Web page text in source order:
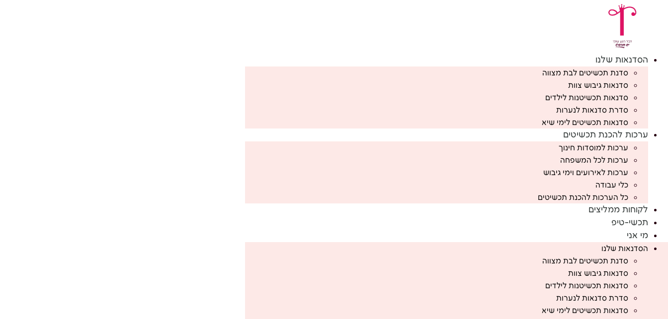
הסדנאות שלנו
סדנת תכשיטים לבת מצווה
סדנאות גיבוש צוות
סדנאות תכשיטנות לילדים
סדרת סדנאות לנערות
סדנאות תכשיטים לימי שיא
ערכות להכנת תכשיטים
ערכות למוסדות חינוך
ערכות לכל המשפחה
ערכות לאירועים וימי גיבוש
כלי עבודה
כל הערכות להכנת תכשיטים
לקוחות ממליצים
תכשי-טיפ
מי אני
הסדנאות שלנו
סדנת תכשיטים לבת מצווה
סדנאות גיבוש צוות
סדנאות תכשיטנות לילדים
סדרת סדנאות לנערות
סדנאות תכשיטים לימי שיא